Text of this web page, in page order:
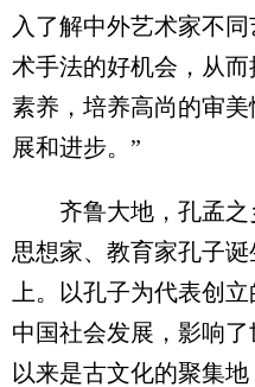
入了解中外艺术家不
术手法的好机会，从
素养，培养高尚的审
展和进步。”
齐鲁大地，孔孟之
思想家、教育家孔子
上。以孔子为代表创
中国社会发展，影响
以来是古文化的聚集